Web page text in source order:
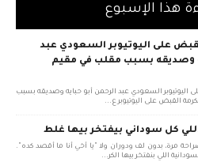
هذا الإسبوع
على اليوتيوبر السعودي عبد
وصديقه بسبب مقلب في مقيم
اليوتيوبر السعودي عبد الرحمن أبو حبايه وصديقه بسبب
القبض على اليوتيوبر ع...
كل سوداني بيفتخر بيها غلط
مرة، بدون لف ودوران ولا "يا أخي أنا ما أقصد كده".
اللي بنفتخر بيها الكر...